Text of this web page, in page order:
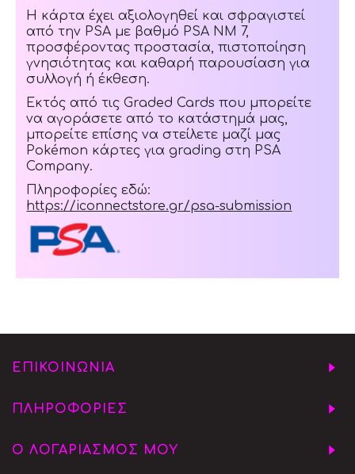
Η κάρτα έχει αξιολογηθεί και σφραγιστεί
από την PSA με βαθμό PSA NM 7,
προσφέροντας προστασία, πιστοποίηση
γνησιότητας και καθαρή παρουσίαση για
συλλογή ή έκθεση.
Εκτός από τις Graded Cards που μπορείτε
να αγοράσετε από το κατάστημά μας,
μπορείτε επίσης να στείλετε μαζί μας
Pokémon κάρτες για grading στη PSA
Company.
Πληροφορίες εδώ:
https://iconnectstore.gr/psa-submission
ΕΠΙΚΟΙΝΩΝΙΑ
ΠΛΗΡΟΦΟΡΙΕΣ
Ο ΛΟΓΑΡΙΑΣΜΟΣ ΜΟΥ